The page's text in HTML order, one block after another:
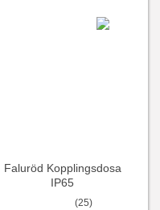
Faluröd Kopplingsdosa
IP65
(25)